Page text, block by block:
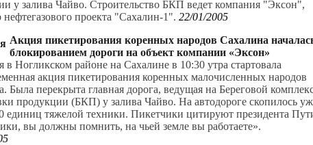
у залива Чайво. Строительство БКП ведет компания "Эксон",
нефтегазового проекта "Сахалин-1". 22/01/2005
Акция пикетирования коренных народов Сахалина
блокированием дороги на объект компании «Эксон»
в Ногликском районе на Сахалине в 10:30 утра стартовала
акция пикетирования коренных малочисленных народов
Была перекрыта главная дорога, ведущая на Береговой
продукции (БКП) у залива Чайво. На автодороге скопилось
единиц тяжелой техники. Пикетчики цитируют президента
вы должны помнить, на чьей земле вы работаете».